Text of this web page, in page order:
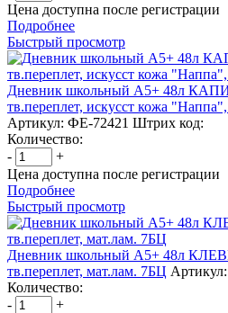
Цена доступна после регистрации
Подробнее
Быстрый просмотр
Дневник школьный А5+ 48л
тв.переплет, искусст кожа
Артикул: ФЕ-72421 Штрих код:
Количество:
-
+
Цена доступна после регистрации
Подробнее
Быстрый просмотр
Дневник школьный А5+ 48л
тв.переплет, мат.лам. 7БЦ
Количество:
-
+